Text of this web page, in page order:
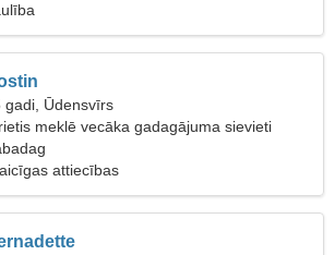
gadi, Ūdensvīrs
meklē vecāka gadagājuma sievieti
attiecības